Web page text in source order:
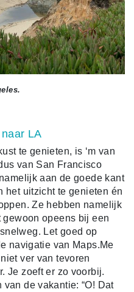
LA
te genieten, is ‘m van
van San Francisco
aan de goede kant
het uitzicht te genieten én
Ze hebben namelijk
opeens bij een
Let goed op
navigatie van Maps.Me
ver van tevoren
Je zoeft er zo voorbij.
de vakantie: “O! Dat